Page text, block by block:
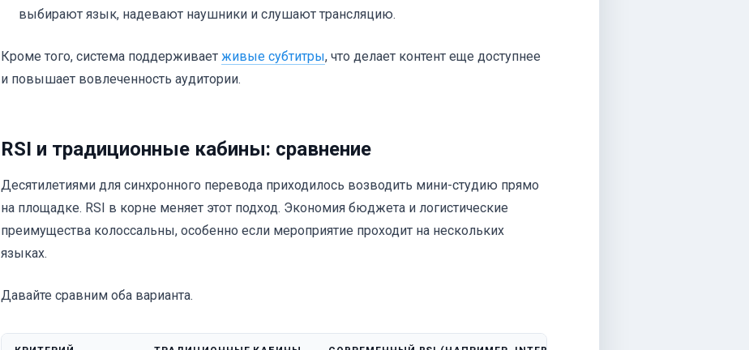
выбирают язык, надевают наушники и слушают трансляцию.
Кроме того, система поддерживает живые субтитры, что делает контент еще доступнее
и повышает вовлеченность аудитории.
RSI и традиционные кабины: сравнение
Десятилетиями для синхронного перевода приходилось возводить мини-студию прямо
на площадке. RSI в корне меняет этот подход. Экономия бюджета и логистические
преимущества колоссальны, особенно если мероприятие проходит на нескольких
языках.
Давайте сравним оба варианта.